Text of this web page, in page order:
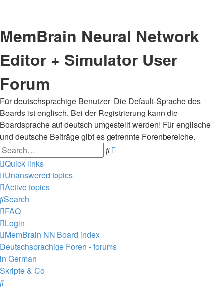
MemBrain Neural Network
Editor + Simulator User
Forum
Für deutschsprachige Benutzer: Die Default-Sprache des
Boards ist englisch. Bei der Registrierung kann die
Boardsprache auf deutsch umgestellt werden! Für englische
und deutsche Beiträge gibt es getrennte Forenbereiche.
Search
Quick links
Unanswered topics
Active topics
Search
FAQ
Login
MemBrain NN Board index
Deutschsprachige Foren - forums
in German
Skripte & Co
Search